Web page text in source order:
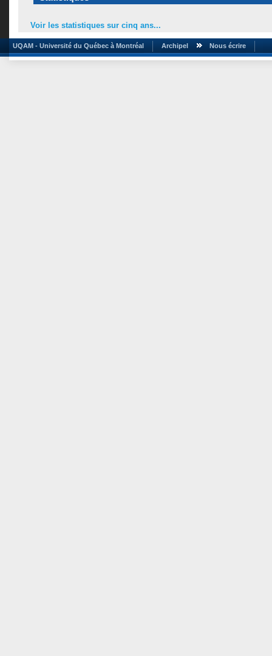
Voir les statistiques sur cinq ans...
UQAM - Université du Québec à Montréal Archipel Nous écrire